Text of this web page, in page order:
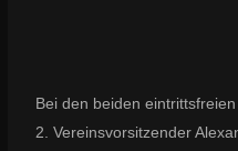
Bei den beiden
2. Vereinsvorsitzender